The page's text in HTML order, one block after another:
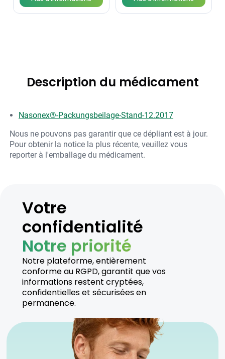
Description du médicament
Nasonex®-Packungsbeilage-Stand-12.2017
Nous ne pouvons pas garantir que ce dépliant est à jour.
Pour obtenir la notice la plus récente, veuillez vous
reporter à l'emballage du médicament.
Votre
confidentialité
Notre priorité
Notre plateforme, entièrement
conforme au RGPD, garantit que vos
informations restent cryptées,
confidentielles et sécurisées en
permanence.